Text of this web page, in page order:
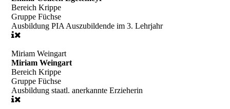
BereichKrippe
GruppeFüchse
AusbildungPIA Auszubildende im 3. Lehrjahr
Miriam Weingart
Miriam Weingart
BereichKrippe
GruppeFüchse
Ausbildungstaatl. anerkannte Erzieherin